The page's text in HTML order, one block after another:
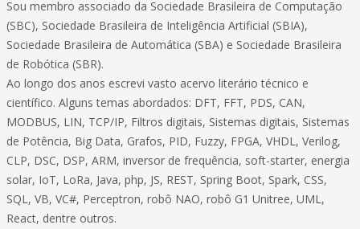
Sou membro associado da Sociedade Brasileira de Computação
(SBC), Sociedade Brasileira de Inteligência Artificial (SBIA),
Sociedade Brasileira de Automática (SBA) e Sociedade Brasileira
de Robótica (SBR).
Ao longo dos anos escrevi vasto acervo literário técnico e
científico. Alguns temas abordados: DFT, FFT, PDS, CAN,
MODBUS, LIN, TCP/IP, Filtros digitais, Sistemas digitais, Sistemas
de Potência, Big Data, Grafos, PID, Fuzzy, FPGA, VHDL, Verilog,
CLP, DSC, DSP, ARM, inversor de frequência, soft-starter, energia
solar, IoT, LoRa, Java, php, JS, REST, Spring Boot, Spark, CSS,
SQL, VB, VC#, Perceptron, robô NAO, robô G1 Unitree, UML,
React, dentre outros.